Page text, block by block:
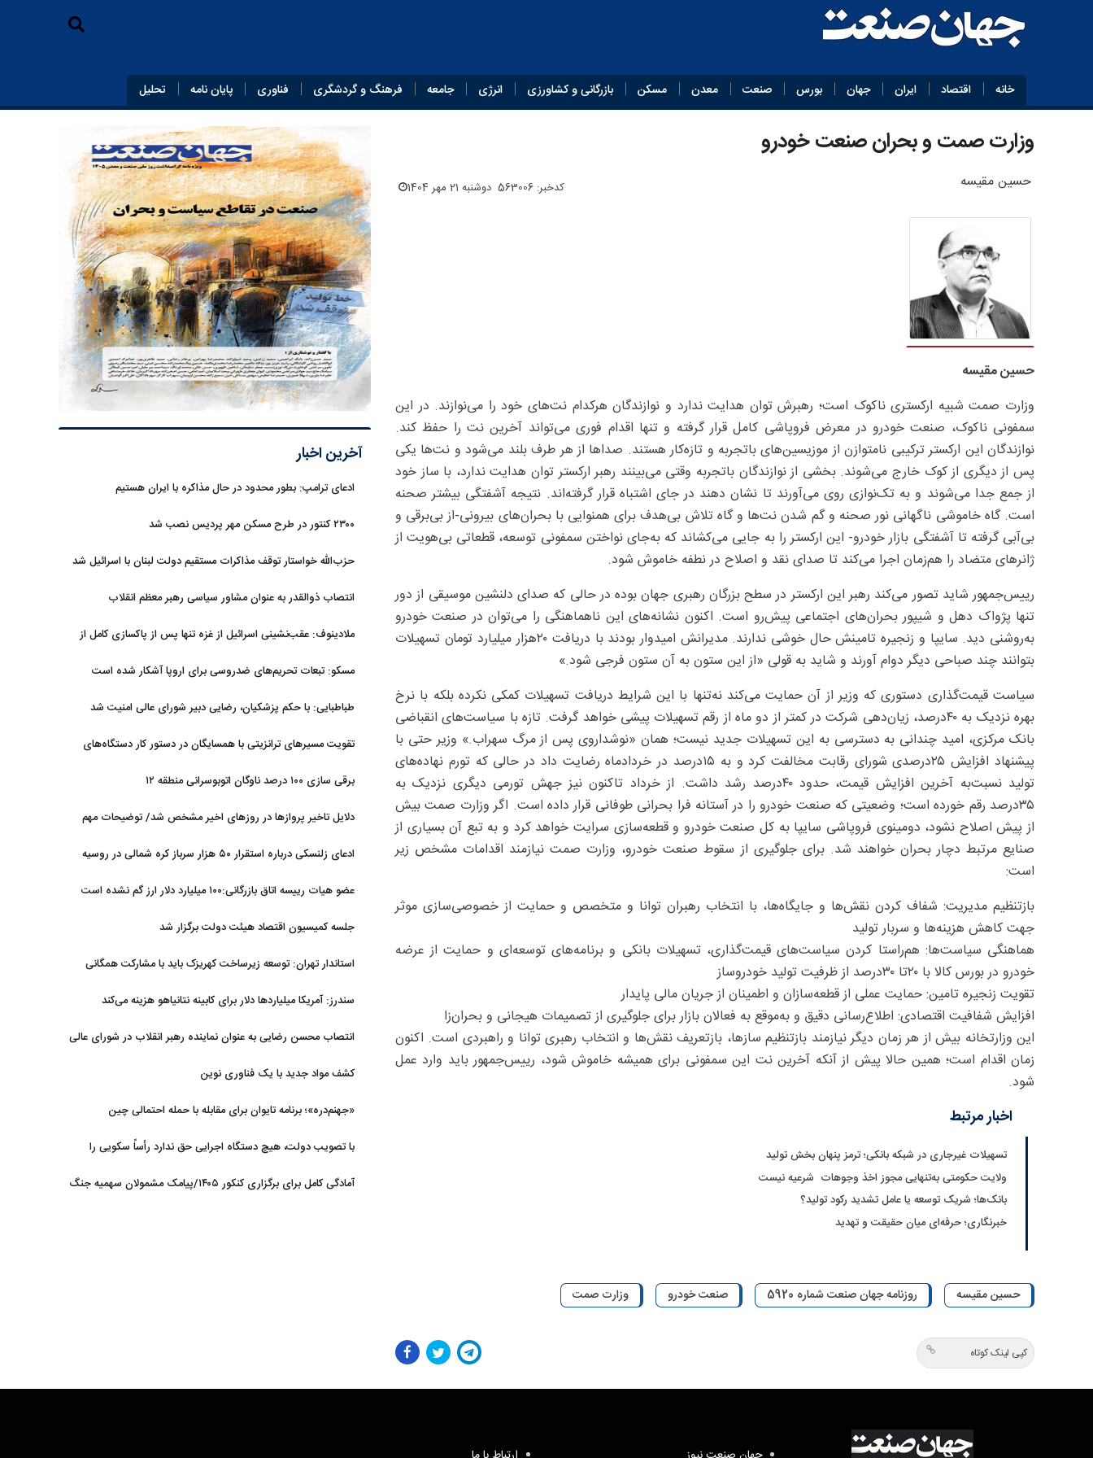
خانه اقتصاد ایران جهان بورس صنعت معدن مسکن بازرگانی و کشاورزی انرژی جامعه فرهنگ و گردشگری فناوری پایان‌ نامه تحلیل
وزارت صمت و بحران صنعت خودرو
حسین مقیسه کدخبر: 563006 دوشنبه 21 مهر 1404
حسین مقیسه
وزارت صمت شبیه ارکستری ناکوک است؛ رهبرش توان هدایت ندارد و نوازندگان هرکدام نت‌های خود را می‌نوازند. در این
سمفونی ناکوک، صنعت خودرو در معرض فروپاشی کامل قرار گرفته و تنها اقدام فوری می‌تواند آخرین نت را حفظ کند.
نوازندگان این ارکستر ترکیبی نامتوازن از موزیسین‌های باتجربه و تازه‌کار هستند. صداها از هر طرف بلند می‌شود و نت‌ها یکی
پس از دیگری از کوک خارج می‌شوند. بخشی از نوازندگان باتجربه وقتی می‌بینند رهبر ارکستر توان هدایت ندارد، با ساز خود
از جمع جدا می‌شوند و به تک‌نوازی روی می‌آورند تا نشان دهند در جای اشتباه قرار گرفته‌اند. نتیجه آشفتگی بیشتر صحنه
است. گاه خاموشی ناگهانی نور صحنه و گم شدن نت‌ها و گاه تلاش بی‌هدف برای همنوایی با بحران‌های بیرونی‌-از بی‌برقی و
بی‌آبی گرفته تا آشفتگی بازار خودرو‌- این ارکستر را به جایی می‌کشاند که به‌جای نواختن سمفونی توسعه، قطعاتی بی‌هویت از
ژانرهای متضاد را هم‌زمان اجرا می‌کند تا صدای نقد و اصلاح در نطفه خاموش شود.
رییس‌جمهور شاید تصور می‌کند رهبر این ارکستر در سطح بزرگان رهبری جهان بوده در حالی که صدای دلنشین موسیقی از دور
تنها پژواک دهل و شیپور بحران‌های اجتماعی پیش‌رو است. اکنون نشانه‌های این ناهماهنگی را می‌توان در صنعت خودرو
به‌روشنی دید. سایپا و زنجیره تامینش حال خوشی ندارند. مدیرانش امیدوار بودند با دریافت ۲۰‌هزار میلیارد تومان تسهیلات
بتوانند چند صباحی دیگر دوام آورند و شاید به قولی «از این ستون به آن ستون فرجی شود.»
سیاست قیمت‌گذاری دستوری که وزیر از آن حمایت می‌کند نه‌تنها با این شرایط دریافت تسهیلات کمکی نکرده بلکه با نرخ
بهره نزدیک به ۴۰‌درصد، زیان‌دهی شرکت در کمتر از دو ماه از رقم تسهیلات پیشی خواهد گرفت. تازه با سیاست‌های انقباضی
بانک مرکزی، امید چندانی به دسترسی به این تسهیلات جدید نیست؛ همان «نوشداروی پس از مرگ سهراب.» وزیر حتی با
پیشنهاد افزایش ۲۵درصدی شورای رقابت مخالفت کرد و به ۱۵درصد در خردادماه رضایت داد در حالی که تورم نهاده‌های
تولید نسبت‌به آخرین افزایش قیمت، حدود ۴۰درصد رشد داشت. از خرداد تاکنون نیز جهش تورمی دیگری نزدیک به
۳۵‌درصد رقم خورده است؛ وضعیتی که صنعت خودرو را در آستانه فرا بحرانی طوفانی قرار داده است. اگر وزارت صمت بیش
از پیش اصلاح نشود، دومینوی فروپاشی سایپا به کل صنعت خودرو و قطعه‌سازی سرایت خواهد کرد و به تبع آن بسیاری از
صنایع مرتبط دچار بحران خواهند شد. برای جلوگیری از سقوط صنعت خودرو، وزارت صمت نیازمند اقدامات مشخص زیر
است:
بازتنظیم مدیریت: شفاف کردن نقش‌ها و جایگاه‌ها، با انتخاب رهبران توانا و متخصص و حمایت از خصوصی‌سازی موثر
جهت کاهش هزینه‌‌ها و سربار تولید
هماهنگی سیاست‌ها: هم‌راستا کردن سیاست‌های قیمت‌گذاری، تسهیلات بانکی و برنامه‌های توسعه‌ای و حمایت از عرضه
خودرو در بورس کالا با ۲۰تا ۳۰درصد از ظرفیت تولید خودروساز
تقویت زنجیره تامین: حمایت عملی از قطعه‌سازان و اطمینان از جریان مالی پایدار
افزایش شفافیت اقتصادی: اطلاع‌رسانی دقیق و به‌موقع به فعالان بازار برای جلوگیری از تصمیمات هیجانی و بحران‌زا
این وزارتخانه بیش از هر زمان دیگر نیازمند بازتنظیم سازها، بازتعریف نقش‌ها و انتخاب رهبری توانا و راهبردی است. اکنون
زمان اقدام است؛ همین حالا پیش از آنکه آخرین نت این سمفونی برای همیشه خاموش شود، رییس‌جمهور باید وارد عمل
شود.
اخبار مرتبط
تسهیلات غیرجاری در شبکه بانکی؛ ترمز پنهان بخش تولید
ولایت حکومتی به‌تنهایی مجوز اخذ وجوهات شرعیه نیست
بانک‌ها؛ شریک توسعه یا عامل تشدید رکود تولید؟
خبرنگاری؛ حرفه‌ای میان حقیقت و تهدید
حسین مقیسه روزنامه جهان صنعت شماره 5920 صنعت خودرو وزارت صمت
کپی لینک کوتاه
آخرین اخبار
ادعای ترامپ: بطور محدود در حال مذاکره با ایران هستیم
۲۳۰۰ کنتور در طرح مسکن مهر پردیس نصب شد
حزب‌الله خواستار توقف مذاکرات مستقیم دولت لبنان با اسرائیل شد
انتصاب ذوالقدر به عنوان مشاور سیاسی رهبر معظم انقلاب
ملادینوف: عقب‌نشینی اسرائیل از غزه تنها پس از پاکسازی کامل از
مسکو: تبعات تحریم‌های ضدروسی برای اروپا آشکار شده است
طباطبایی: با حکم پزشکیان، رضایی دبیر شورای عالی امنیت شد
تقویت مسیرهای ترانزیتی با همسایگان در دستور کار دستگاه‌های
برقی سازی ۱۰۰ درصد ناوگان اتوبوسرانی منطقه ۱۲
دلایل تاخیر پروازها در روزهای اخیر مشخص شد/ توضیحات مهم
ادعای زلنسکی درباره استقرار ۵۰ هزار سرباز کره شمالی در روسیه
عضو هیات رییسه اتاق بازرگانی:۱۰۰ میلیارد دلار ارز گم نشده است
جلسه کمیسیون اقتصاد هیئت دولت برگزار شد
استاندار تهران: توسعه زیرساخت‌ کهریزک باید با مشارکت همگانی
سندرز: آمریکا میلیاردها دلار برای کابینه نتانیاهو هزینه می‌کند
انتصاب محسن رضایی به عنوان نماینده رهبر انقلاب در شورای عالی
کشف مواد جدید با یک فناوری نوین
«جهنم‌دره»؛ برنامه تایوان برای مقابله با حمله احتمالی چین
با تصویب دولت، هیچ دستگاه اجرایی حق ندارد رأساً سکویی را
آمادگی کامل برای برگزاری کنکور ۱۴۰۵/پیامک مشمولان سهمیه جنگ